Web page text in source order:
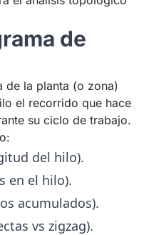
de
de la planta (o zona)
el recorrido que hace
su ciclo de trabajo.
del hilo).
en el hilo).
acumulados).
vs zigzag).